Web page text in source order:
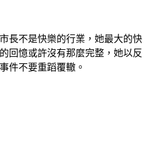
長不是快樂的行業，她最大的快
回憶或許沒有那麼完整，她以反
件不要重蹈覆轍。